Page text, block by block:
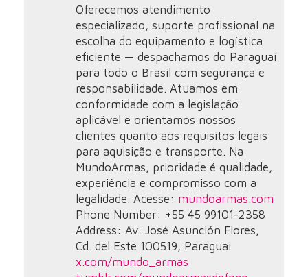
Oferecemos atendimento
especializado, suporte profissional na
escolha do equipamento e logística
eficiente — despachamos do Paraguai
para todo o Brasil com segurança e
responsabilidade. Atuamos em
conformidade com a legislação
aplicável e orientamos nossos
clientes quanto aos requisitos legais
para aquisição e transporte. Na
MundoArmas, prioridade é qualidade,
experiência e compromisso com a
legalidade. Acesse: mundoarmas.com
Phone Number: +55 45 99101-2358
Address: Av. José Asunción Flores,
Cd. del Este 100519, Paraguai
x.com/mundo_armas